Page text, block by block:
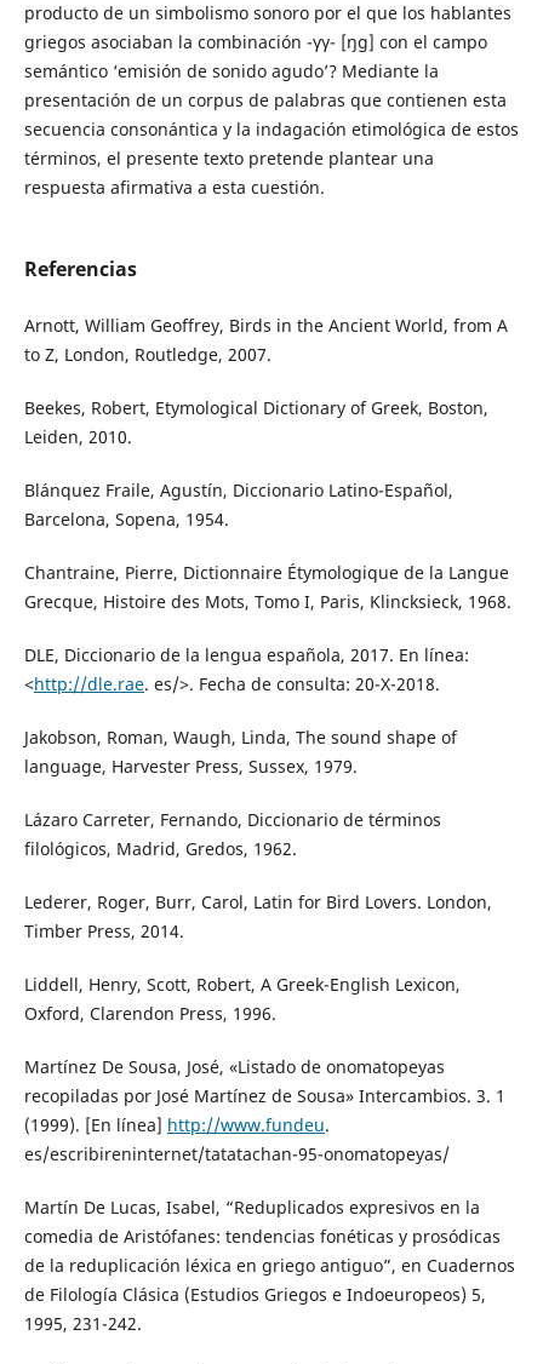
producto de un simbolismo sonoro por el que los hablantes
griegos asociaban la combinación -γγ- [ŋg] con el campo
semántico ‘emisión de sonido agudo’? Mediante la
presentación de un corpus de palabras que contienen esta
secuencia consonántica y la indagación etimológica de estos
términos, el presente texto pretende plantear una
respuesta afirmativa a esta cuestión.
Referencias
Arnott, William Geoffrey, Birds in the Ancient World, from A
to Z, London, Routledge, 2007.
Beekes, Robert, Etymological Dictionary of Greek, Boston,
Leiden, 2010.
Blánquez Fraile, Agustín, Diccionario Latino-Español,
Barcelona, Sopena, 1954.
Chantraine, Pierre, Dictionnaire Étymologique de la Langue
Grecque, Histoire des Mots, Tomo I, Paris, Klincksieck, 1968.
DLE, Diccionario de la lengua española, 2017. En línea:
˂http://dle.rae. es/˃. Fecha de consulta: 20-X-2018.
Jakobson, Roman, Waugh, Linda, The sound shape of
language, Harvester Press, Sussex, 1979.
Lázaro Carreter, Fernando, Diccionario de términos
filológicos, Madrid, Gredos, 1962.
Lederer, Roger, Burr, Carol, Latin for Bird Lovers. London,
Timber Press, 2014.
Liddell, Henry, Scott, Robert, A Greek-English Lexicon,
Oxford, Clarendon Press, 1996.
Martínez De Sousa, José, «Listado de onomatopeyas
recopiladas por José Martínez de Sousa» Intercambios. 3. 1
(1999). [En línea] http://www.fundeu.
es/escribireninternet/tatatachan-95-onomatopeyas/
Martín De Lucas, Isabel, “Reduplicados expresivos en la
comedia de Aristófanes: tendencias fonéticas y prosódicas
de la reduplicación léxica en griego antiguo”, en Cuadernos
de Filología Clásica (Estudios Griegos e Indoeuropeos) 5,
1995, 231-242.